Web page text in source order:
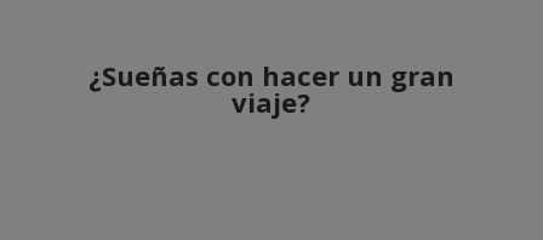
¿Sueñas con hacer un gran
viaje?